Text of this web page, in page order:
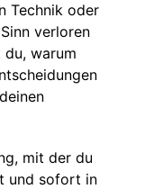
Technik oder
verloren
warum
mit der du
und sofort in